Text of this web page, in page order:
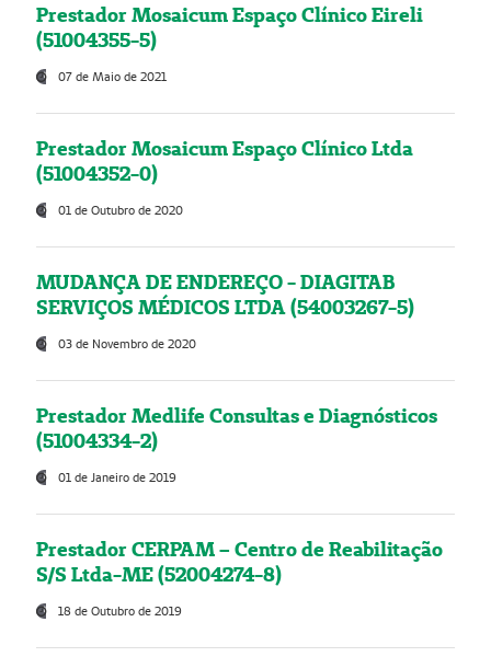
Prestador Mosaicum Espaço Clínico Eireli
(51004355-5)
07 de Maio de 2021
Prestador Mosaicum Espaço Clínico Ltda
(51004352-0)
01 de Outubro de 2020
MUDANÇA DE ENDEREÇO - DIAGITAB
SERVIÇOS MÉDICOS LTDA (54003267-5)
03 de Novembro de 2020
Prestador Medlife Consultas e Diagnósticos
(51004334-2)
01 de Janeiro de 2019
Prestador CERPAM – Centro de Reabilitação
S/S Ltda-ME (52004274-8)
18 de Outubro de 2019